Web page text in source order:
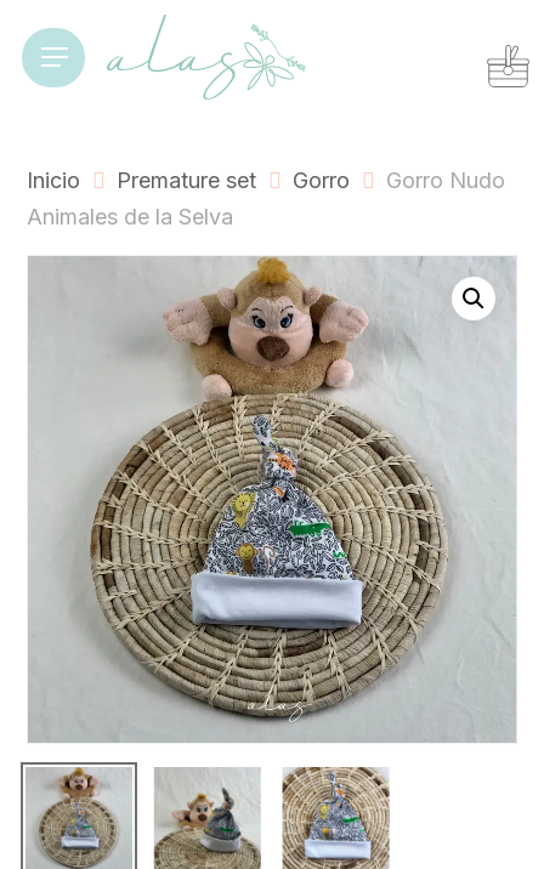
mainMenu Cart Close
Cart
Inicio Premature set Gorro
Gorro Nudo
Animales de la Selva